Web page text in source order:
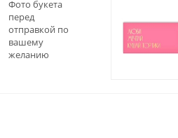
Фото букета
перед
отправкой по
вашему
желанию